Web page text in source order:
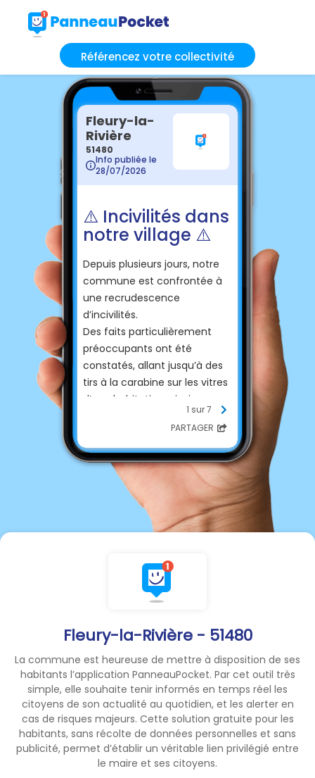
Référencez votre collectivité
Fleury-la-Rivière - 51480
La commune est heureuse de mettre à disposition de ses
habitants l’application PanneauPocket. Par cet outil très
simple, elle souhaite tenir informés en temps réel les
citoyens de son actualité au quotidien, et les alerter en
cas de risques majeurs. Cette solution gratuite pour les
habitants, sans récolte de données personnelles et sans
publicité, permet d’établir un véritable lien privilégié entre
le maire et ses citoyens.
Fleury-la-
Rivière
51480
Info publiée le
28/07/2026
⚠️ Incivilités dans
notre village ⚠️
Depuis plusieurs jours, notre
commune est confrontée à
une recrudescence
d’incivilités.
Des faits particulièrement
préoccupants ont été
constatés, allant jusqu’à des
tirs à la carabine sur les vitres
d’une habitation, ainsi que
des dégradations du mobilier
urbain et d’autres biens.
Ces comportements sont
inacceptables et nuisent à la
tranquillité de tous.
🙏 Nous appelons chacun au
respect des habitants, des
biens privés et des
Préservons ensemble notre
cadre de vie et faisons
preuve de civisme.
faits de cette nature est
invitée à en informer
rapidement la mairie ou les
services de gendarmerie.
Merci à toutes et à tous pour
votre vigilance et votre
coopération.
1 sur 7
PARTAGER